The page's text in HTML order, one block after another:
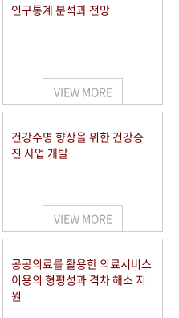
인구통계 분석과 전망
VIEW MORE
건강수명 향상을 위한 건강증
진 사업 개발
VIEW MORE
공공의료를 활용한 의료서비스
이용의 형평성과 격차 해소 지
원